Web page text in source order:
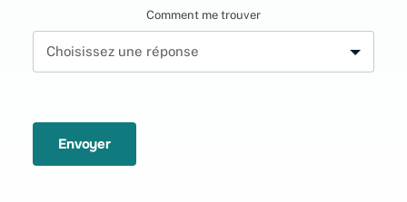
Comment me trouver
Envoyer